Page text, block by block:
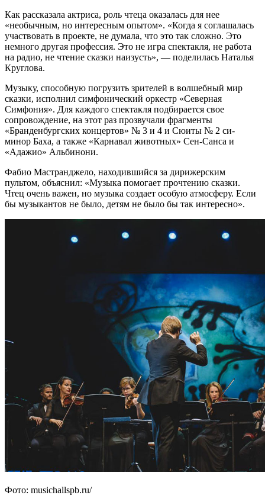
Как рассказала актриса, роль чтеца оказалась для нее
«необычным, но интересным опытом». «Когда я соглашалась
участвовать в проекте, не думала, что это так сложно. Это
немного другая профессия. Это не игра спектакля, не работа
на радио, не чтение сказки наизусть», — поделилась Наталья
Круглова.
Музыку, способную погрузить зрителей в волшебный мир
сказки, исполнил симфонический оркестр «Северная
Симфония». Для каждого спектакля подбирается свое
сопровождение, на этот раз прозвучали фрагменты
«Бранденбургских концертов» № 3 и 4 и Сюиты № 2 си-
минор Баха, а также «Карнавал животных» Сен-Санса и
«Адажио» Альбинони.
Фабио Мастранджело, находившийся за дирижерским
пультом, объяснил: «Музыка помогает прочтению сказки.
Чтец очень важен, но музыка создает особую атмосферу. Если
бы музыкантов не было, детям не было бы так интересно».
Фото: musichallspb.ru/